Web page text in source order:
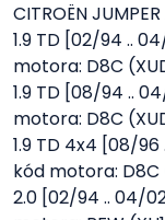
CITROËN
1.9 TD [02/94 ..
motora: D8C
1.9 TD [08/94 ..
motora: D8C
1.9 TD 4x4 [08/96
kód motora: D8C
2.0 [02/94 .. 04/